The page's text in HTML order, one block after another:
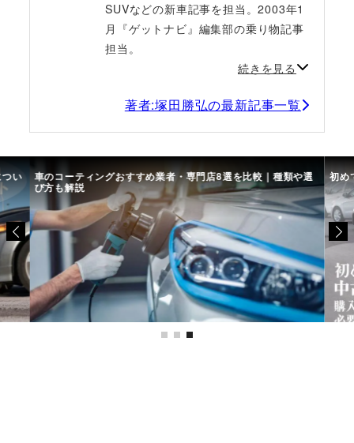
SUVなどの新車記事を担当。2003年1
月『ゲットナビ』編集部の乗り物記事
担当。
続きを見る
著者:塚田勝弘の最新記事一覧
い 車のコーティングおすすめ業者・専門店8選を比較｜種類や選
び方も解説
初め